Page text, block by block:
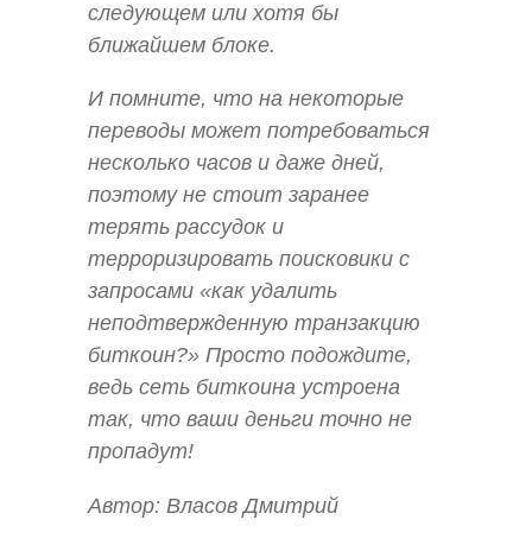
следующем или хотя бы
ближайшем блоке.
И помните, что на некоторые
переводы может потребоваться
несколько часов и даже дней,
поэтому не стоит заранее
терять рассудок и
терроризировать поисковики с
запросами «как удалить
неподтвержденную транзакцию
биткоин?» Просто подождите,
ведь сеть биткоина устроена
так, что ваши деньги точно не
пропадут!
Автор: Власов Дмитрий